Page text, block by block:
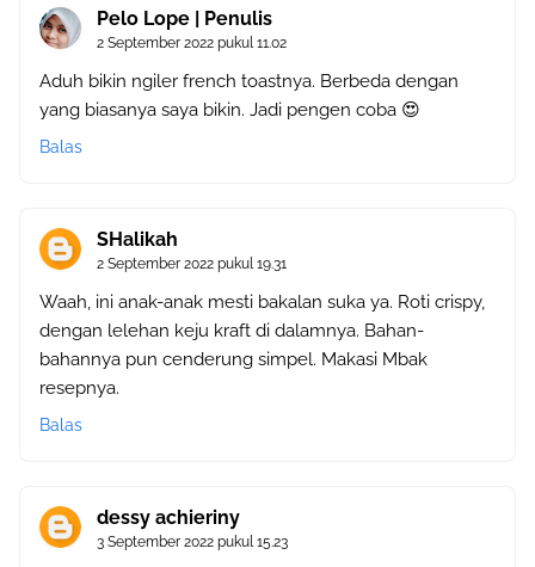
Pelo Lope | Penulis
2 September 2022 pukul 11.02
Aduh bikin ngiler french toastnya. Berbeda dengan
yang biasanya saya bikin. Jadi pengen coba 😍
Balas
SHalikah
2 September 2022 pukul 19.31
Waah, ini anak-anak mesti bakalan suka ya. Roti crispy,
dengan lelehan keju kraft di dalamnya. Bahan-
bahannya pun cenderung simpel. Makasi Mbak
resepnya.
Balas
dessy achieriny
3 September 2022 pukul 15.23